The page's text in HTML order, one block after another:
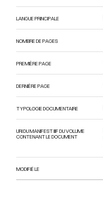
LANGUE PRINCIPALE
NOMBRE DE PAGES
PREMIÈRE PAGE
DERNIÈRE PAGE
TYPOLOGIE DOCUMENTAIRE
URI DU MANIFEST IIIF DU VOLUME
CONTENANT LE DOCUMENT
MODIFIÉ LE